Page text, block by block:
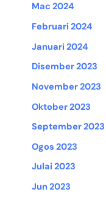
Mac 2024
Februari 2024
Januari 2024
Disember 2023
November 2023
Oktober 2023
September 2023
Ogos 2023
Julai 2023
Jun 2023